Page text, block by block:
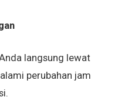
langsung lewat
perubahan jam